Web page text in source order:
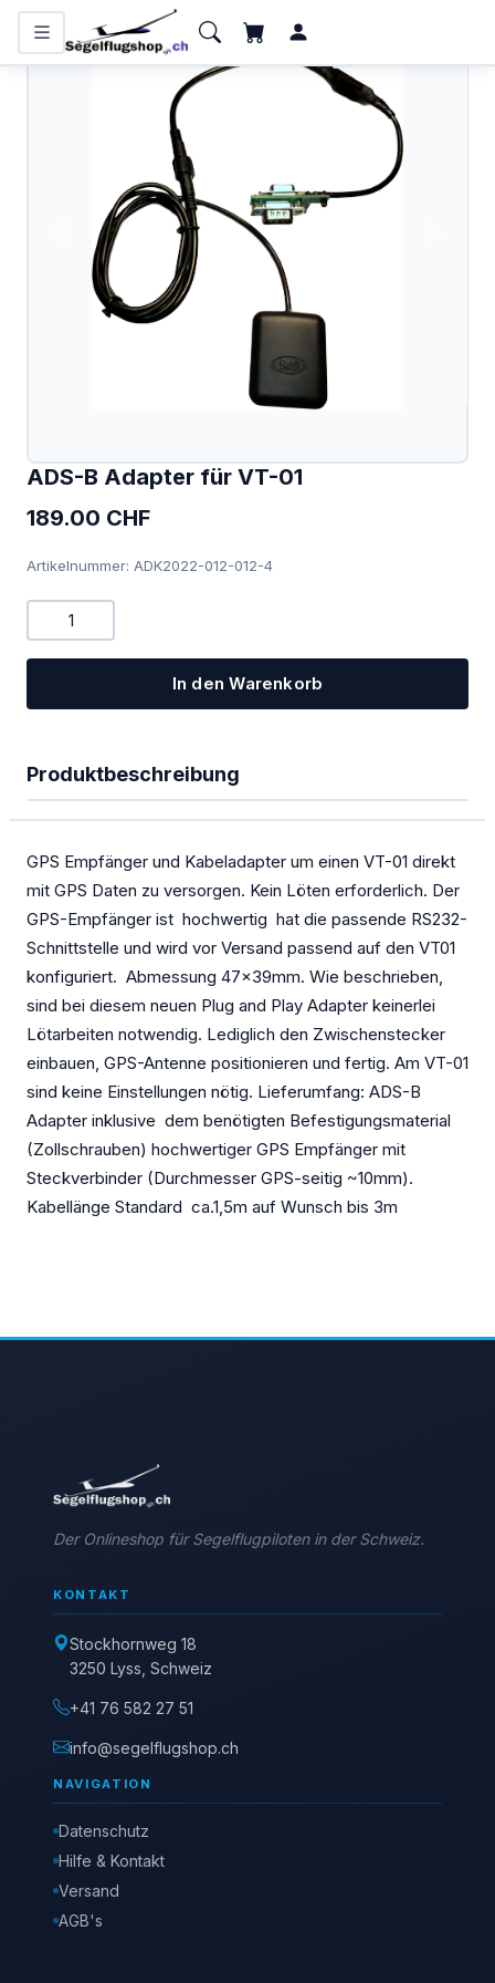
KATEGORIEN
Bücher und Kalender
Funkgeräte
Handfunkgeräte
Headsets
Kollisionswarnung /
PowerFLARM
Ladegeräte
Mückenputzer
Sauerstoff
Spezialangebote
TEK-Düsen
Transponder
ADS-B Adapter für VT-01
189.00 CHF
Artikelnummer: ADK2022-012-012-4
In den Warenkorb
Produktbeschreibung
GPS Empfänger und Kabeladapter um einen VT-01 direkt
mit GPS Daten zu versorgen. Kein Löten erforderlich. Der
GPS-Empfänger ist hochwertig hat die passende RS232-
Schnittstelle und wird vor Versand passend auf den VT01
konfiguriert. Abmessung 47x39mm. Wie beschrieben,
sind bei diesem neuen Plug and Play Adapter keinerlei
Lötarbeiten notwendig. Lediglich den Zwischenstecker
einbauen, GPS-Antenne positionieren und fertig. Am VT-01
sind keine Einstellungen nötig. Lieferumfang: ADS-B
Adapter inklusive dem benötigten Befestigungsmaterial
(Zollschrauben) hochwertiger GPS Empfänger mit
Steckverbinder (Durchmesser GPS-seitig ~10mm).
Kabellänge Standard ca.1,5m auf Wunsch bis 3m
Der Onlineshop für Segelflugpiloten in der Schweiz.
KONTAKT
Stockhornweg 18
3250 Lyss, Schweiz
+41 76 582 27 51
info@segelflugshop.ch
NAVIGATION
Datenschutz
Hilfe & Kontakt
Versand
AGB's